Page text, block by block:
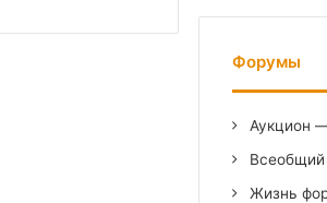
Форумы
Аукцион
Жизнь